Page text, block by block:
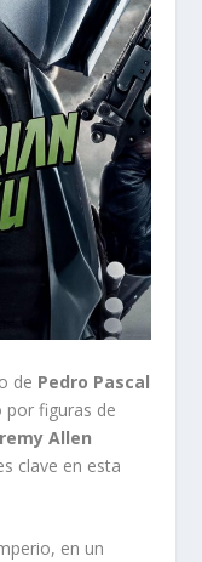
de Pedro Pascal
figuras de
Allen
clave en esta
en un